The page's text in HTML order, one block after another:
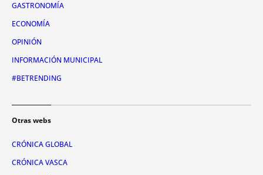
GASTRONOMÍA
ECONOMÍA
OPINIÓN
INFORMACIÓN MUNICIPAL
#BETRENDING
Otras webs
CRÓNICA GLOBAL
CRÓNICA VASCA